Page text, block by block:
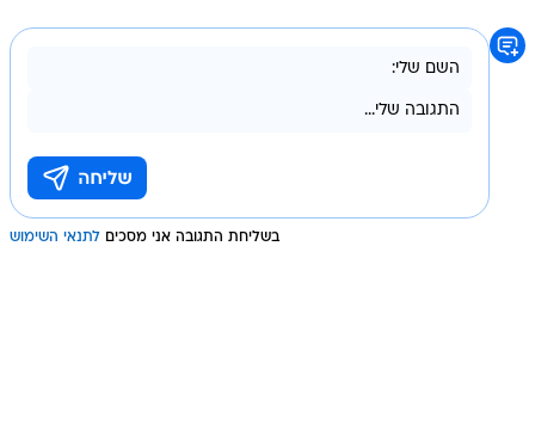
בשליחת התגובה אני מסכים לתנאי השימוש